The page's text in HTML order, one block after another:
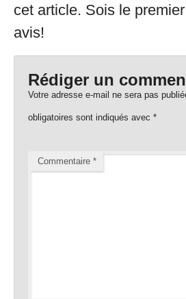
cet article. Sois le
avis!
Rédiger un
Votre adresse e-mail ne sera pas
obligatoires sont indiqués avec *
Commentaire *